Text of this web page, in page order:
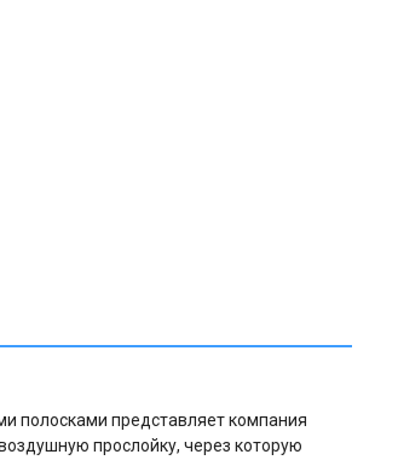
полосками представляет компания
прослойку, через которую